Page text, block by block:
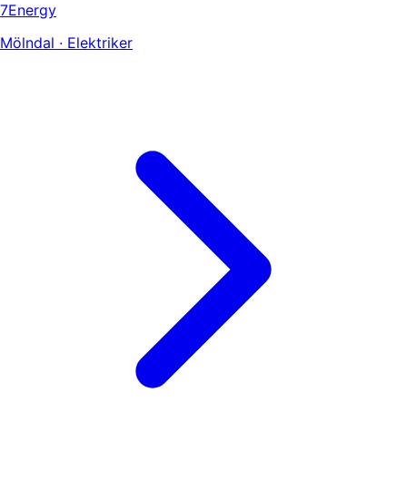
7Energy
Mölndal · Elektriker